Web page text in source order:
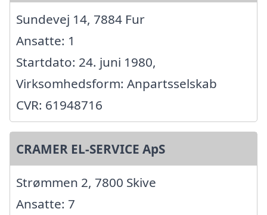
Sundevej 14, 7884 Fur
Ansatte: 1
Startdato: 24. juni 1980,
Virksomhedsform: Anpartsselskab
CVR: 61948716
CRAMER EL-SERVICE ApS
Strømmen 2, 7800 Skive
Ansatte: 7